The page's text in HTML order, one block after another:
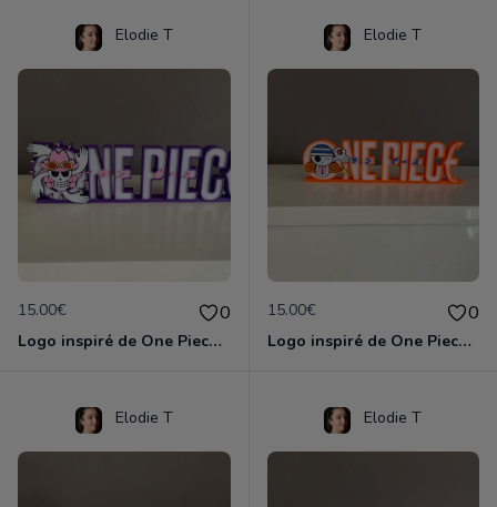
Elodie T
15.00€ 0
Logo inspiré de One Piece Nico Robin
Elodie T
15.00€ 0
Logo inspiré de One Piece Nami
Elodie T Elodie T